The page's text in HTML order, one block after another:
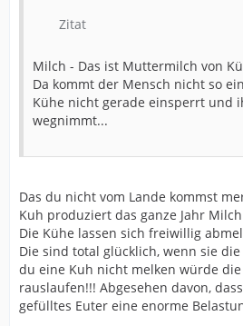
Zitat
Milch - Das ist Muttermilch von
Da kommt der Mensch nicht so
Kühe nicht gerade einsperrt und
wegnimmt...
Das du nicht vom Lande kommst
Kuh produziert das ganze Jahr
Die Kühe lassen sich freiwillig
Die sind total glücklich, wenn sie
du eine Kuh nicht melken würde
rauslaufen!!! Abgesehen davon,
gefülltes Euter eine enorme